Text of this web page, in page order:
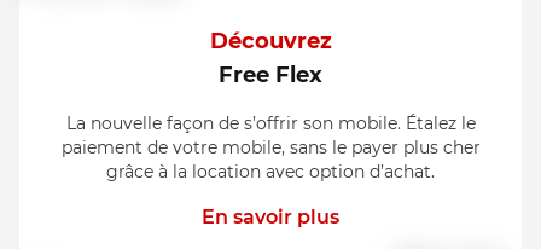
Découvrez
Free Flex
La nouvelle façon de s’offrir son mobile. Étalez le
paiement de votre mobile, sans le payer plus cher
grâce à la location avec option d’achat.
En savoir plus